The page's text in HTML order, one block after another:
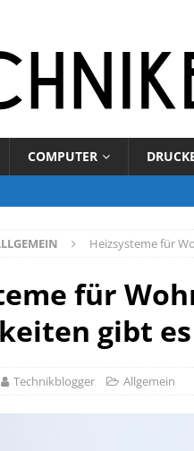
COMPUTER
Heizsysteme für
für
gibt es
Technikblogger Allgemein